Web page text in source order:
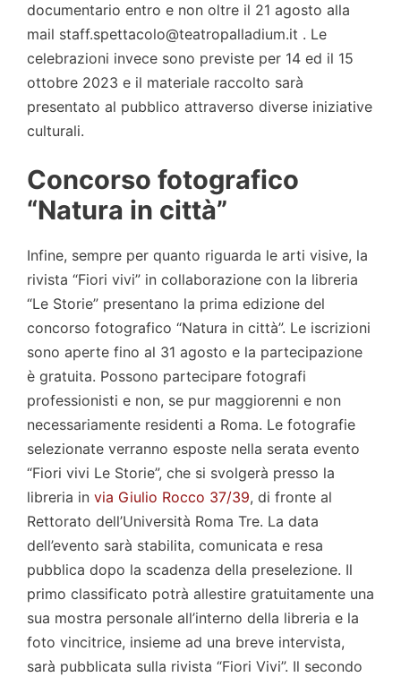
documentario entro e non oltre il 21 agosto alla
mail staff.spettacolo@teatropalladium.it . Le
celebrazioni invece sono previste per 14 ed il 15
ottobre 2023 e il materiale raccolto sarà
presentato al pubblico attraverso diverse iniziative
culturali.
Concorso fotografico
“Natura in città”
Infine, sempre per quanto riguarda le arti visive, la
rivista “Fiori vivi” in collaborazione con la libreria
“Le Storie” presentano la prima edizione del
concorso fotografico “Natura in città”. Le iscrizioni
sono aperte fino al 31 agosto e la partecipazione
è gratuita. Possono partecipare fotografi
professionisti e non, se pur maggiorenni e non
necessariamente residenti a Roma. Le fotografie
selezionate verranno esposte nella serata evento
“Fiori vivi Le Storie”, che si svolgerà presso la
libreria in via Giulio Rocco 37/39, di fronte al
Rettorato dell’Università Roma Tre. La data
dell’evento sarà stabilita, comunicata e resa
pubblica dopo la scadenza della preselezione. Il
primo classificato potrà allestire gratuitamente una
sua mostra personale all’interno della libreria e la
foto vincitrice, insieme ad una breve intervista,
sarà pubblicata sulla rivista “Fiori Vivi”. Il secondo